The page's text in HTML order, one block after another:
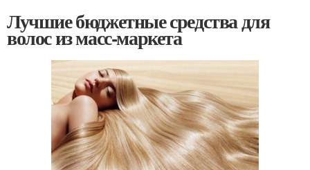
Лучшие бюджетные средства для
волос из масс-маркета